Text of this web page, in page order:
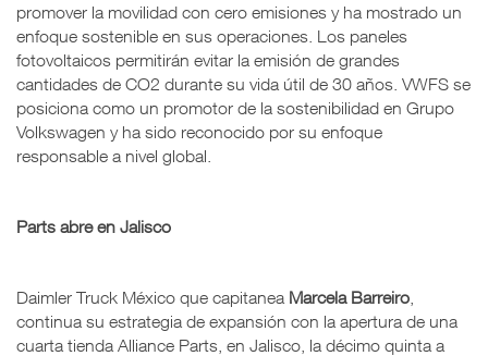
promover la movilidad con cero emisiones y ha mostrado un
enfoque sostenible en sus operaciones. Los paneles
fotovoltaicos permitirán evitar la emisión de grandes
cantidades de CO2 durante su vida útil de 30 años. VWFS se
posiciona como un promotor de la sostenibilidad en Grupo
Volkswagen y ha sido reconocido por su enfoque
responsable a nivel global.
Parts abre en Jalisco
Daimler Truck México que capitanea Marcela Barreiro
continua su estrategia de expansión con la apertura de una
cuarta tienda Alliance Parts, en Jalisco, la décimo quinta a